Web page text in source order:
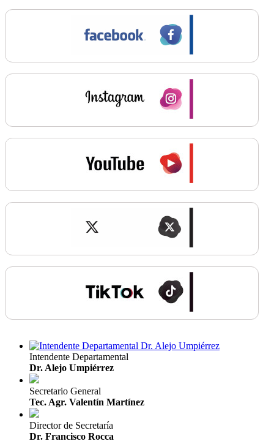
Intendente Departamental
Dr. Alejo Umpiérrez
Secretario General
Tec. Agr. Valentín Martínez
Director de Secretaría
Dr. Francisco Rocca